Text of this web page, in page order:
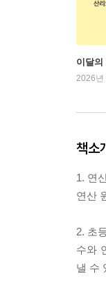
이달의
2026년
책소
1. 연
연산
2. 초
수와
낼 수